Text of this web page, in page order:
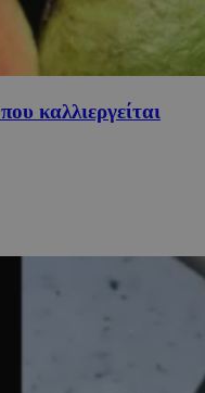
καλλιεργείται